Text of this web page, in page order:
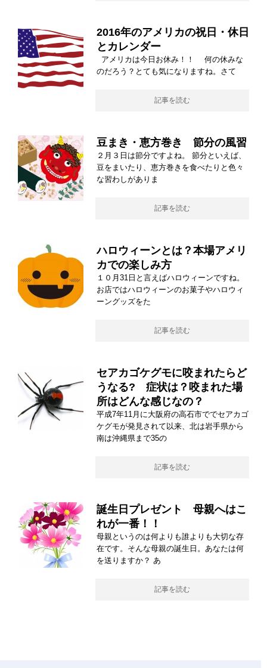
2016年のアメリカの祝日・休日
とカレンダー
アメリカは今日お休み！！ 何の休みな
のだろう？とても気になりますね。さて
記事を読む
豆まき・恵方巻き 節分の風習
２月３日は節分ですよね。 節分といえば、
豆をまいたり、恵方巻きを食べたりと色々
な習わしがありま
記事を読む
ハロウィーンとは？本場アメリ
カでの楽しみ方
１０月31日と言えばハロウィーンですね。
お店ではハロウィーンのお菓子やハロウィ
ーングッズをた
記事を読む
セアカゴケグモに咬まれたらど
うなる? 症状は？咬まれた場
所はどんな感じなの？
平成7年11月に大阪府の高石市ででセアカゴ
ケグモが発見されて以来、北は岩手県から
南は沖縄県まで35の
記事を読む
誕生日プレゼント 母親へはこ
れが一番！！
母親というのは何よりも誰よりも大切な存
在です。そんな母親の誕生日。あなたは何
を送りますか？ あ
記事を読む